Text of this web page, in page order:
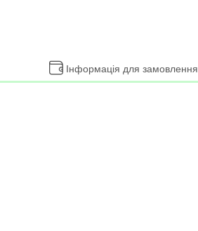
Інформація для замовлення